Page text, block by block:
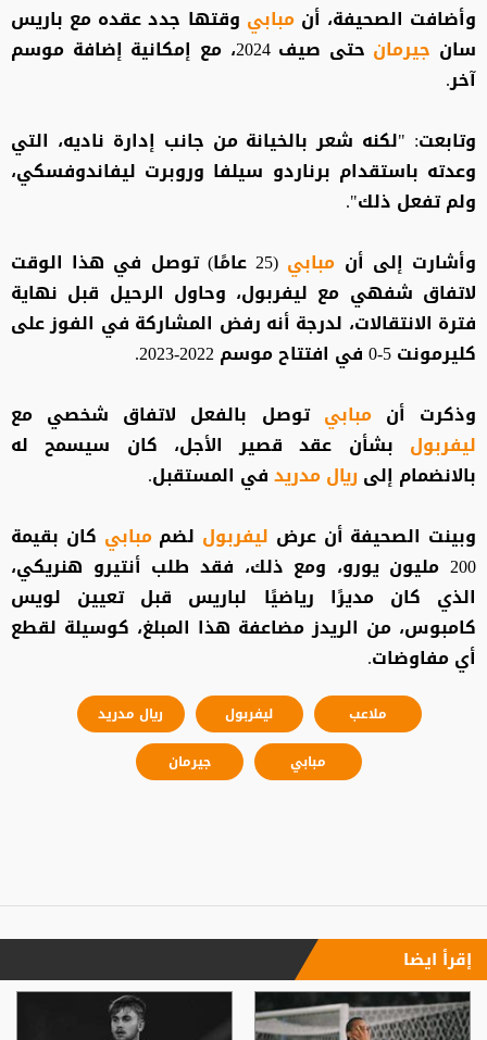
وأضافت الصحيفة، أن مبابي وقتها جدد عقده مع باريس
سان جيرمان
حتى صيف 2024، مع إمكانية إضافة موسم
آخر.
وتابعت: "لكنه شعر بالخيانة من جانب إدارة ناديه، التي
وعدته باستقدام برناردو سيلفا وروبرت ليفاندوفسكي،
ولم تفعل ذلك".
وأشارت إلى أن مبابي
(25 عامًا) توصل في هذا الوقت
لاتفاق شفهي مع ليفربول، وحاول الرحيل قبل نهاية
فترة الانتقالات، لدرجة أنه رفض المشاركة في الفوز على
كليرمونت 5-0 في افتتاح موسم 2022-2023.
وذكرت أن مبابيتوصل بالفعل لاتفاق شخصي مع
ليفربول بشأن عقد قصير الأجل، كان سيسمح له
بالانضمام إلى ريال مدريدفي المستقبل.
وبينت الصحيفة أن عرض ليفربول لضم مبابي كان بقيمة
200 مليون يورو، ومع ذلك، فقد طلب أنتيرو هنريكي،
الذي كان مديرًا رياضيًا لباريس قبل تعيين لويس
كامبوس، من الريدز مضاعفة هذا المبلغ، كوسيلة لقطع
أي مفاوضات.
ملاعب ليفربول
ريال مدريد
مبابي
جيرمان
إقرأ ايضا